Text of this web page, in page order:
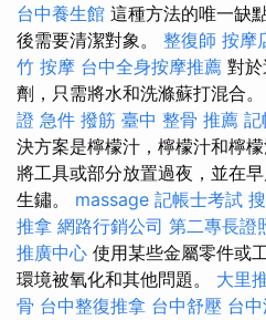
台中養生館 這種方法的唯一缺
後需要清潔對象。 整復師 按摩
竹 按摩 台中全身按摩推薦 對
劑，只需將水和洗滌蘇打混合。
證 急件 撥筋 臺中 整骨 推薦 記
決方案是檸檬汁，檸檬汁和檸檬
將工具或部分放置過夜，並在
生鏽。 massage 記帳士考試
推拿 網路行銷公司 第二專長證
推廣中心 使用某些金屬零件或
環境被氧化和其他問題。 大里
骨 台中整復推拿 台中舒壓 台